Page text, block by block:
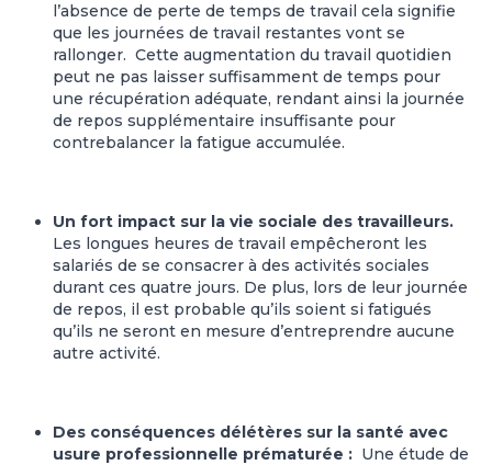
l’absence de perte de temps de travail cela signifie
que les journées de travail restantes vont se
rallonger. Cette augmentation du travail quotidien
peut ne pas laisser suffisamment de temps pour
une récupération adéquate, rendant ainsi la journée
de repos supplémentaire insuffisante pour
contrebalancer la fatigue accumulée.
Un fort impact sur la vie sociale des travailleurs.
Les longues heures de travail empêcheront les
salariés de se consacrer à des activités sociales
durant ces quatre jours. De plus, lors de leur journée
de repos, il est probable qu’ils soient si fatigués
qu’ils ne seront en mesure d’entreprendre aucune
autre activité.
Des conséquences délétères sur la santé avec
usure professionnelle prématurée : Une étude de